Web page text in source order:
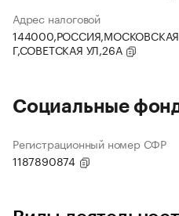
Адрес налоговой
Г,СОВЕТСКАЯ УЛ,26А
Социальные
Регистрационный номер СФР
1187890874